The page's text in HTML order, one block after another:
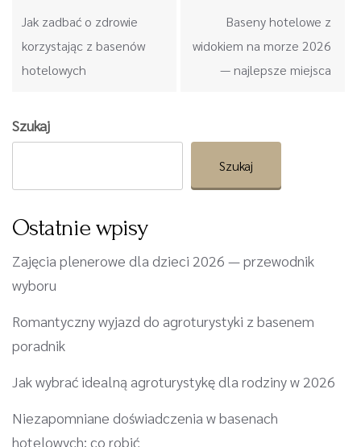
Jak zadbać o zdrowie
korzystając z basenów
hotelowych
Baseny hotelowe z
widokiem na morze 2026
— najlepsze miejsca
Szukaj
Szukaj
Ostatnie wpisy
Zajęcia plenerowe dla dzieci 2026 — przewodnik
wyboru
Romantyczny wyjazd do agroturystyki z basenem
poradnik
Jak wybrać idealną agroturystykę dla rodziny w 2026
Niezapomniane doświadczenia w basenach
hotelowych: co robić